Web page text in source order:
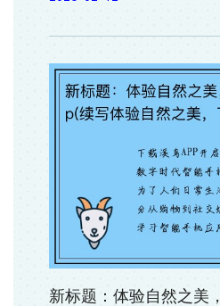
新标题：体验自然之美，